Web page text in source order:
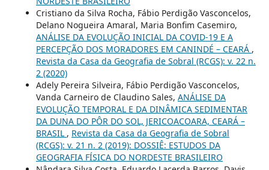
Cristiano da Silva Rocha, Fábio Perdigão Vasconcelos,
Delano Nogueira Amaral, Maria Bonfim Casemiro,
ANÁLISE DA EVOLUÇÃO INICIAL DA COVID-19 E A
PERCEPÇÃO DOS MORADORES EM CANINDÉ – CEARÁ ,
Revista da Casa da Geografia de Sobral (RCGS): v. 22 n.
2 (2020)
Adely Pereira Silveira, Fábio Perdigão Vasconcelos,
Vanda Carneiro de Claudino Sales, ANÁLISE DA
EVOLUÇÃO TEMPORAL E DA DINÂMICA SEDIMENTAR
DA DUNA DO PÔR DO SOL, JERICOACOARA, CEARÁ –
BRASIL , Revista da Casa da Geografia de Sobral
(RCGS): v. 21 n. 2 (2019): DOSSIÊ: ESTUDOS DA
GEOGRAFIA FÍSICA DO NORDESTE BRASILEIRO